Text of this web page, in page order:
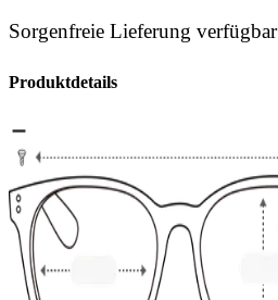
Sorgenfreie Lieferung verfügbar
Produktdetails